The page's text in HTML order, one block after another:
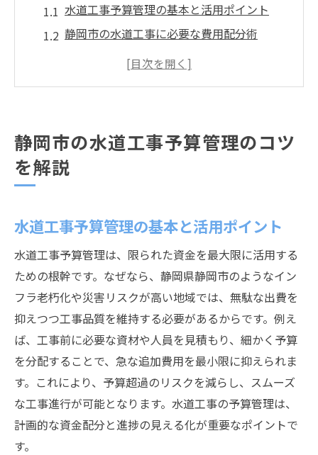
水道工事予算管理の基本と活用ポイント
静岡市の水道工事に必要な費用配分術
水道工事の計画段階で意識すべき予算管理
効率的な水道工事予算管理で組織力を高め
る
水道工事で安心を守る静岡市の資金計画
災害に強い水道工事のための資金確保策
静岡市役所と連携した水道工事資金管理法
下水道整備と連動する水道工事予算戦略
水道建設維持課の資金計画支援の実際
中島浄化センターと資金計画の役割
予算管理が難しい水道工事のポイントとは
水道工事の予算管理が複雑化する理由を解
説
水道管路課が直面する予算配分の課題
静岡市の水道工事予算管理のコツ
を解説
水道工事予算管理の基本と活用ポイント
水道工事予算管理は、限られた資金を最大限に活用する
ための根幹です。なぜなら、静岡県静岡市のようなイン
フラ老朽化や災害リスクが高い地域では、無駄な出費を
抑えつつ工事品質を維持する必要があるからです。例え
ば、工事前に必要な資材や人員を見積もり、細かく予算
を分配することで、急な追加費用を最小限に抑えられま
す。これにより、予算超過のリスクを減らし、スムーズ
な工事進行が可能となります。水道工事の予算管理は、
計画的な資金配分と進捗の見える化が重要なポイントで
す。